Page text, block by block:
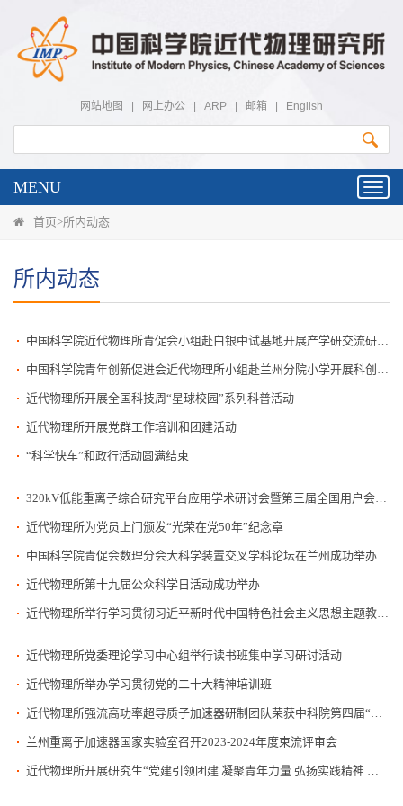
网站地图 网上办公 ARP 邮箱 English
MENU
首页>所内动态
所内动态
中国科学院近代物理所青促会小组赴白银中试基地开展产学研交流研讨活动
中国科学院青年创新促进会近代物理所小组赴兰州分院小学开展科创节活动
近代物理所开展全国科技周“星球校园”系列科普活动
近代物理所开展党群工作培训和团建活动
“科学快车”和政行活动圆满结束
320kV低能重离子综合研究平台应用学术研讨会暨第三届全国用户会在西安举办
近代物理所为党员上门颁发“光荣在党50年”纪念章
中国科学院青促会数理分会大科学装置交叉学科论坛在兰州成功举办
近代物理所第十九届公众科学日活动成功举办
近代物理所举行学习贯彻习近平新时代中国特色社会主义思想主题教育读书班结班式暨学习心得交流研讨会
近代物理所党委理论学习中心组举行读书班集中学习研讨活动
近代物理所举办学习贯彻党的二十大精神培训班
近代物理所强流高功率超导质子加速器研制团队荣获中科院第四届“科苑名匠”称号
兰州重离子加速器国家实验室召开2023-2024年度束流评审会
近代物理所开展研究生“党建引领团建 凝聚青年力量 弘扬实践精神 助力乡村振兴”主题实践活动